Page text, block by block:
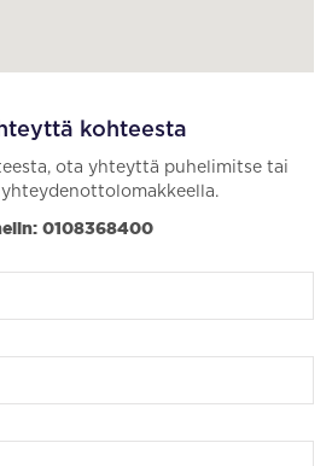
kohteesta
ota yhteyttä puhelimitse tai
0108368400